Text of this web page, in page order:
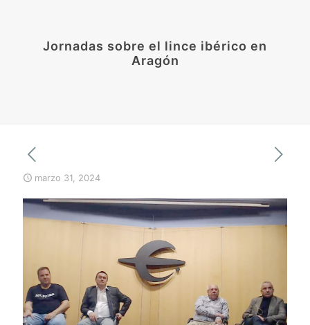
Jornadas sobre el lince ibérico en
Aragón
marzo 31, 2024